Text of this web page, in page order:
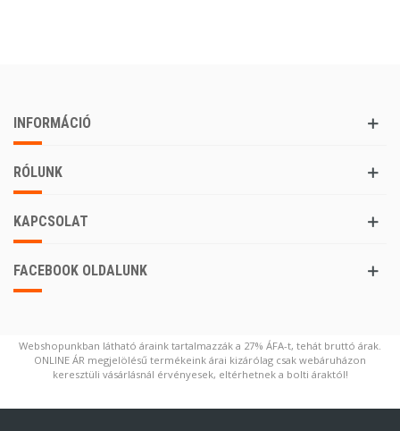
INFORMÁCIÓ
RÓLUNK
KAPCSOLAT
FACEBOOK OLDALUNK
Webshopunkban látható áraink tartalmazzák a 27% ÁFA-t, tehát bruttó árak.
ONLINE ÁR megjelölésű termékeink árai kizárólag csak webáruházon
keresztüli vásárlásnál érvényesek, eltérhetnek a bolti áraktól!